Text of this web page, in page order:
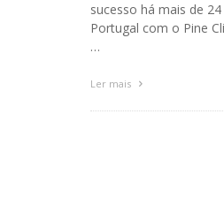
sucesso há mais de
Portugal com o Pine
…
Ler mais